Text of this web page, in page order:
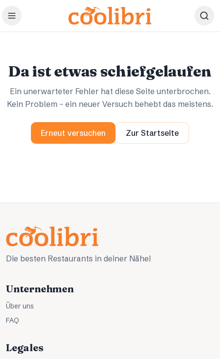
Zum Hauptinhalt springen
Da ist etwas schiefgelaufen
Ein unerwarteter Fehler hat diese Seite unterbrochen.
Kein Problem – ein neuer Versuch behebt das meistens.
Erneut versuchen Zur Startseite
Die besten Restaurants in deiner Nähe!
Unternehmen
Über uns
FAQ
Legales